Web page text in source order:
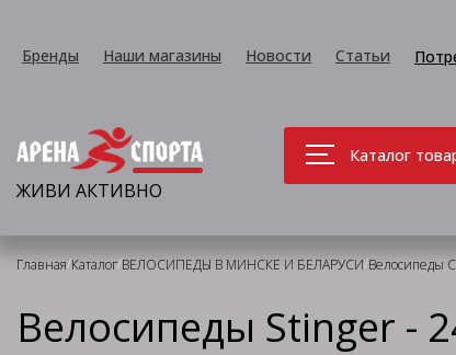
Бренды Наши магазины Новости Статьи
ЖИВИ АКТИВНО
Каталог
Главная/Каталог/ВЕЛОСИПЕДЫ В МИНСКЕ И БЕЛАРУСИ/Велосипеды
Велосипеды Stinger -